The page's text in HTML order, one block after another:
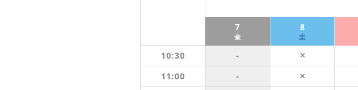
7
金
8
土
10:30 - ✕
11:00 - ✕